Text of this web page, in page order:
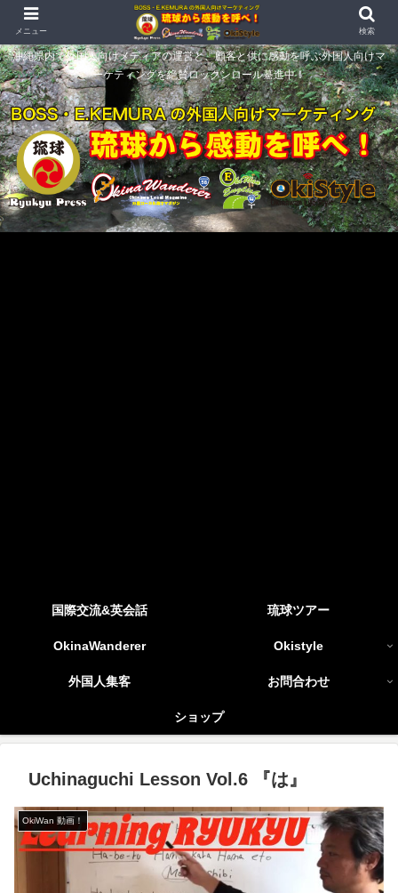
沖縄県内で外国人向けメディアの運営と、顧客と供に感動を呼ぶ外国人向けマ
ーケティングを絶賛ロックンロール驀進中！
国際交流&英会話 琉球ツアー
OkinaWanderer Okistyle
外国人集客 お問合わせ
ショップ
Uchinaguchi Lesson Vol.6 『は』
OkiWan 動画！
メニュー 検索